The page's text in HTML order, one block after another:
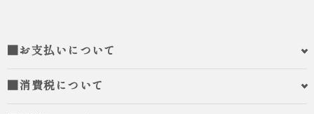
■お支払いについて
■消費税について